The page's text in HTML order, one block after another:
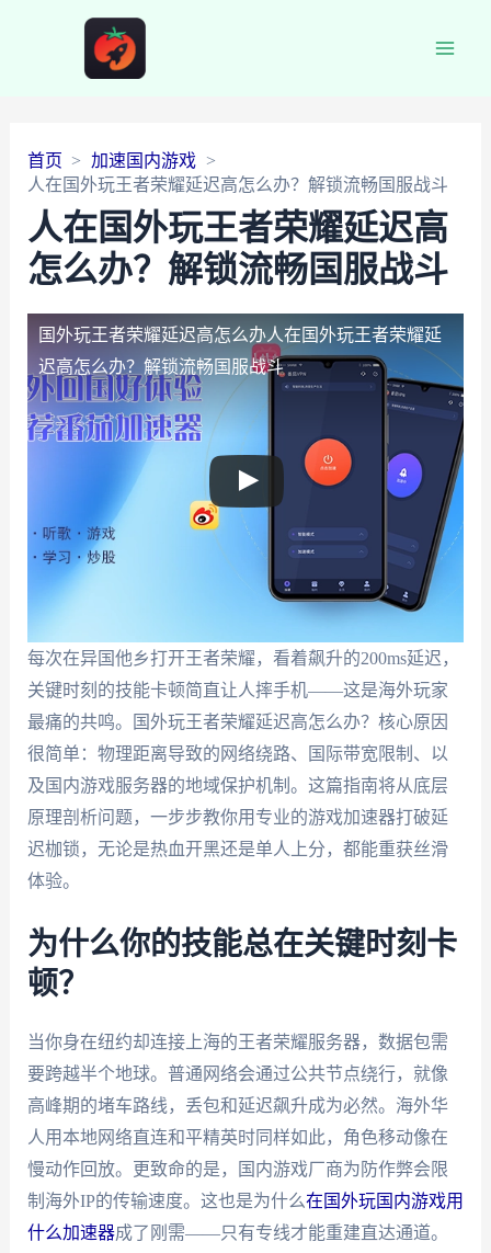
首页
加速国内游戏
人在国外玩王者荣耀延迟高怎么办？解锁流畅国服战斗
人在国外玩王者荣耀延迟高
怎么办？解锁流畅国服战斗
国外玩王者荣耀延迟高怎么办人在国外玩王者荣耀延
迟高怎么办？解锁流畅国服战斗
每次在异国他乡打开王者荣耀，看着飙升的200ms延迟，
关键时刻的技能卡顿简直让人摔手机——这是海外玩家
最痛的共鸣。国外玩王者荣耀延迟高怎么办？核心原因
很简单：物理距离导致的网络绕路、国际带宽限制、以
及国内游戏服务器的地域保护机制。这篇指南将从底层
原理剖析问题，一步步教你用专业的游戏加速器打破延
迟枷锁，无论是热血开黑还是单人上分，都能重获丝滑
体验。
为什么你的技能总在关键时刻卡
顿？
当你身在纽约却连接上海的王者荣耀服务器，数据包需
要跨越半个地球。普通网络会通过公共节点绕行，就像
高峰期的堵车路线，丢包和延迟飙升成为必然。海外华
人用本地网络直连和平精英时同样如此，角色移动像在
慢动作回放。更致命的是，国内游戏厂商为防作弊会限
制海外IP的传输速度。这也是为什么在国外玩国内游戏用
什么加速器成了刚需——只有专线才能重建直达通道。